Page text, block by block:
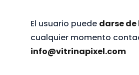
El usuario puede darse
cualquier momento
info@vitrinapixel.com